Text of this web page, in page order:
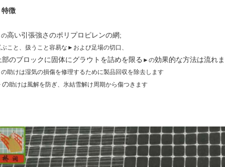
特徴
高い引張強さのポリプロピレンの網;
こと、扱うこと容易な►および足場の切口、
部のブロックに固体にグラウトを詰めを限る ►の効果的な方法は流れ
助けは湿気の損傷を修理するために製品回収を除去します
助けは風解を防ぎ、氷結雪解け周期から傷つきます